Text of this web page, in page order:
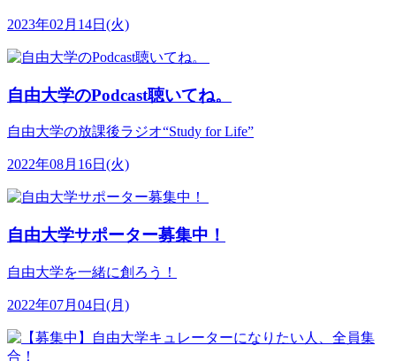
2023年02月14日(火)
自由大学のPodcast聴いてね。
自由大学の放課後ラジオ“Study for Life”
2022年08月16日(火)
自由大学サポーター募集中！
自由大学を一緒に創ろう！
2022年07月04日(月)